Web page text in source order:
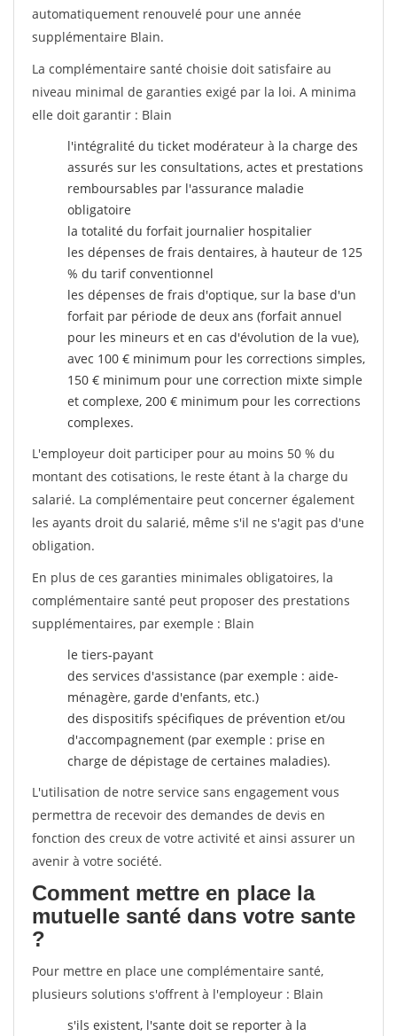
automatiquement renouvelé pour une année
supplémentaire Blain.
La complémentaire santé choisie doit satisfaire au
niveau minimal de garanties exigé par la loi. A minima
elle doit garantir : Blain
l'intégralité du ticket modérateur à la charge des
assurés sur les consultations, actes et prestations
remboursables par l'assurance maladie
obligatoire
la totalité du forfait journalier hospitalier
les dépenses de frais dentaires, à hauteur de 125
% du tarif conventionnel
les dépenses de frais d'optique, sur la base d'un
forfait par période de deux ans (forfait annuel
pour les mineurs et en cas d'évolution de la vue),
avec 100 € minimum pour les corrections simples,
150 € minimum pour une correction mixte simple
et complexe, 200 € minimum pour les corrections
complexes.
L'employeur doit participer pour au moins 50 % du
montant des cotisations, le reste étant à la charge du
salarié. La complémentaire peut concerner également
les ayants droit du salarié, même s'il ne s'agit pas d'une
obligation.
En plus de ces garanties minimales obligatoires, la
complémentaire santé peut proposer des prestations
supplémentaires, par exemple : Blain
le tiers-payant
des services d'assistance (par exemple : aide-
ménagère, garde d'enfants, etc.)
des dispositifs spécifiques de prévention et/ou
d'accompagnement (par exemple : prise en
charge de dépistage de certaines maladies).
L'utilisation de notre service sans engagement vous
permettra de recevoir des demandes de devis en
fonction des creux de votre activité et ainsi assurer un
avenir à votre société.
Comment mettre en place la
mutuelle santé dans votre sante
?
Pour mettre en place une complémentaire santé,
plusieurs solutions s'offrent à l'employeur : Blain
s'ils existent, l'sante doit se reporter à la